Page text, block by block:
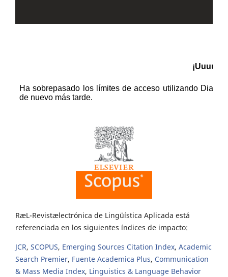
RæL-Revistælectrónica de Lingüística Aplicada está
referenciada en los siguientes índices de impacto:
JCR, SCOPUS, Emerging Sources Citation Index, Academic
Search Premier, Fuente Academica Plus, Communication
& Mass Media Index, Linguistics & Language Behavior